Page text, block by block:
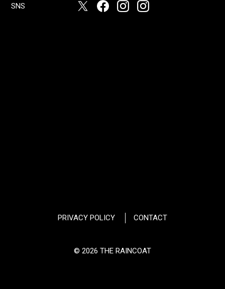
SNS
PRIVACY POLICY CONTACT
© 2026 THE RAINCOAT